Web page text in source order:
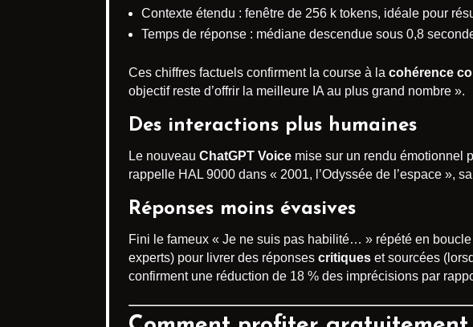
Contexte étendu : fenêtre de 256 k tokens, idéale pour
Temps de réponse : médiane descendue sous 0,8
Ces chiffres factuels confirment la course à la cohérence
objectif reste d’offrir la meilleure IA au plus grand nombre ».
Des interactions plus humaines
Le nouveau ChatGPT Voice mise sur un rendu émotionnel
rappelle HAL 9000 dans « 2001, l’Odyssée de l’espace »,
Réponses moins évasives
Fini le fameux « Je ne suis pas habilité… » répété en
experts) pour livrer des réponses critiques et sourcées
confirment une réduction de 18 % des imprécisions par